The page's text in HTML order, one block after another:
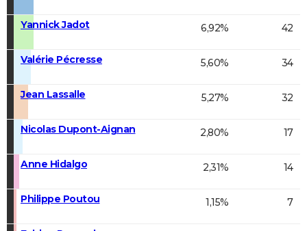
Yannick Jadot 6,92% 42
Valérie Pécresse 5,60% 34
Jean Lassalle 5,27% 32
Nicolas Dupont-Aignan 2,80% 17
Anne Hidalgo 2,31% 14
Philippe Poutou 1,15% 7